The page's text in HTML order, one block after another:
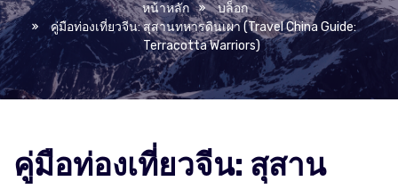
หน้าหลัก
บล็อก
คู่มือท่องเที่ยวจีน: สุสานทหารดินเผา (Travel China Guide:
Terracotta Warriors)
คู่มือท่องเที่ยวจีน: สุสาน